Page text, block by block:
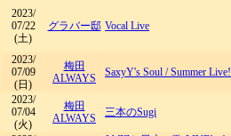
2023/
07/22
(土)
グラバー邸 Vocal Live
2023/
07/09
(日)
梅田
ALWAYS
SaxyY's Soul /Summer Live!
2023/
07/04
(火)
梅田
ALWAYS
三本のSugi